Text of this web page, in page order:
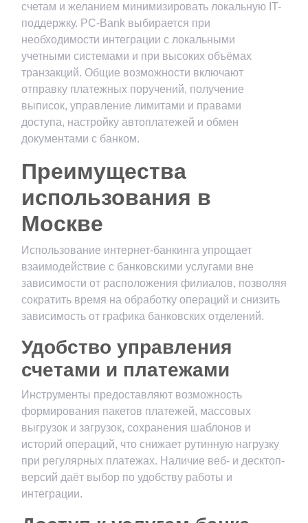
счетам и желанием минимизировать локальную IT-
поддержку. PC-Bank выбирается при
необходимости интеграции с локальными
учетными системами и при высоких объёмах
транзакций. Общие возможности включают
отправку платежных поручений, получение
выписок, управление лимитами и правами
доступа, настройку автоплатежей и обмен
документами с банком.
Преимущества
использования в
Москве
Использование интернет-банкинга упрощает
взаимодействие с банковскими услугами вне
зависимости от расположения филиалов, позволяя
сократить время на обработку операций и снизить
зависимость от графика банковских отделений.
Удобство управления
счетами и платежами
Инструменты предоставляют возможность
формирования пакетов платежей, массовых
выгрузок и загрузок, сохранения шаблонов и
историй операций, что снижает рутинную нагрузку
при регулярных платежах. Наличие веб- и десктоп-
версий даёт выбор по удобству работы и
интеграции.